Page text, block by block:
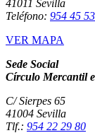
41011 Sevilla
Teléfono: 954 45
VER MAPA
Sede Social
Círculo Mercantil
C/ Sierpes 65
41004 Sevilla
Tlf.: 954 22 29 80